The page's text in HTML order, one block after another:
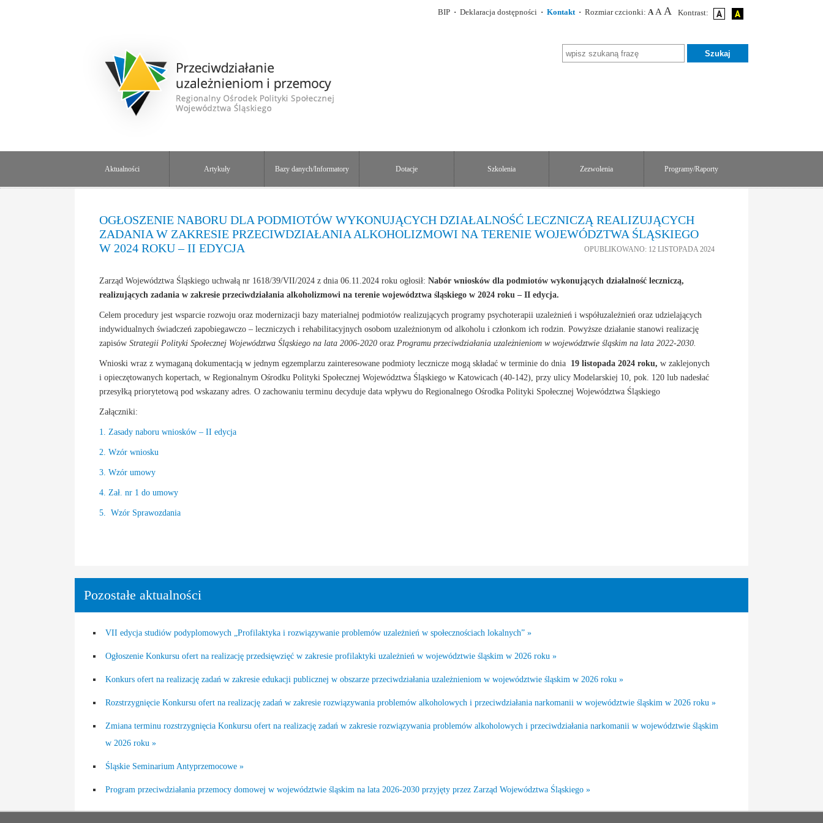
BIP · Deklaracja dostępności · Kontakt · Rozmiar czcionki: A A A Kontrast:
Aktualności Artykuły Bazy danych/Informatory Dotacje Szkolenia Zezwolenia Programy/Raporty
OGŁOSZENIE NABORU DLA PODMIOTÓW WYKONUJĄCYCH DZIAŁALNOŚĆ LECZNICZĄ REALIZUJĄCYCH
ZADANIA W ZAKRESIE PRZECIWDZIAŁANIA ALKOHOLIZMOWI NA TERENIE WOJEWÓDZTWA ŚLĄSKIEGO
W 2024 ROKU – II EDYCJA
OPUBLIKOWANO: 12 LISTOPADA 2024
Zarząd Województwa Śląskiego uchwałą nr 1618/39/VII/2024 z dnia 06.11.2024 roku ogłosił: Nabór wniosków dla podmiotów wykonujących działalność leczniczą,
realizujących zadania w zakresie przeciwdziałania alkoholizmowi na terenie województwa śląskiego w 2024 roku – II edycja.
Celem procedury jest wsparcie rozwoju oraz modernizacji bazy materialnej podmiotów realizujących programy psychoterapii uzależnień i współuzależnień oraz udzielających
indywidualnych świadczeń zapobiegawczo – leczniczych i rehabilitacyjnych osobom uzależnionym od alkoholu i członkom ich rodzin. Powyższe działanie stanowi realizację
zapisów Strategii Polityki Społecznej Województwa Śląskiego na lata 2006-2020 oraz Programu przeciwdziałania uzależnieniom w województwie śląskim na lata 2022-2030.
Wnioski wraz z wymaganą dokumentacją w jednym egzemplarzu zainteresowane podmioty lecznicze mogą składać w terminie do dnia 19 listopada 2024 roku, w zaklejonych
i opieczętowanych kopertach, w Regionalnym Ośrodku Polityki Społecznej Województwa Śląskiego w Katowicach (40-142), przy ulicy Modelarskiej 10, pok. 120 lub nadesłać
przesyłką priorytetową pod wskazany adres. O zachowaniu terminu decyduje data wpływu do Regionalnego Ośrodka Polityki Społecznej Województwa Śląskiego
Załączniki:
1. Zasady naboru wniosków – II edycja
2. Wzór wniosku
3. Wzór umowy
4. Zał. nr 1 do umowy
5. Wzór Sprawozdania
Pozostałe aktualności
VII edycja studiów podyplomowych „Profilaktyka i rozwiązywanie problemów uzależnień w społecznościach lokalnych” »
Ogłoszenie Konkursu ofert na realizację przedsięwzięć w zakresie profilaktyki uzależnień w województwie śląskim w 2026 roku »
Konkurs ofert na realizację zadań w zakresie edukacji publicznej w obszarze przeciwdziałania uzależnieniom w województwie śląskim w 2026 roku »
Rozstrzygnięcie Konkursu ofert na realizację zadań w zakresie rozwiązywania problemów alkoholowych i przeciwdziałania narkomanii w województwie śląskim w 2026 roku »
Zmiana terminu rozstrzygnięcia Konkursu ofert na realizację zadań w zakresie rozwiązywania problemów alkoholowych i przeciwdziałania narkomanii w województwie śląskim
w 2026 roku »
Śląskie Seminarium Antyprzemocowe »
Program przeciwdziałania przemocy domowej w województwie śląskim na lata 2026-2030 przyjęty przez Zarząd Województwa Śląskiego »